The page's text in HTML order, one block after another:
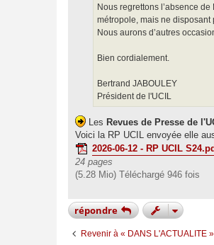
Nous regrettons l’absence
métropole, mais ne disposant
Nous aurons d’autres
Bien cordialement.
Bertrand JABOULEY
Président de l'UCIL
Les Revues de Presse de
Voici la RP UCIL envoyée elle
2026-06-12 - RP UCIL
24 pages
(5.28 Mio) Téléchargé 946 fois
répondre
Revenir à « DANS L'ACTUALITE »